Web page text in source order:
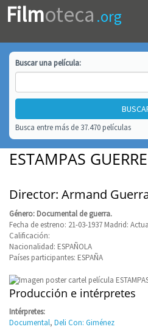
Filmoteca .org
Buscar unapelícula:
Busca entre más de 37.470 películas
ESTAMPAS
Director: Armand
Género: Documental de guerra.
Fecha de estreno: 21-03-1937 Madrid:
Calificación:
Nacionalidad: ESPAÑOLA
Países participantes: ESPAÑA
Producción e intérpretes
Intérpretes:
Documental, Deli Con: Giménez